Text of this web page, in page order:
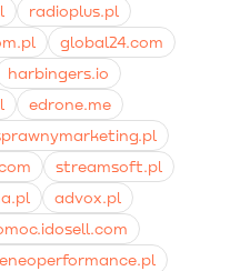
radioplus.pl
global24.com
harbingers.io
edrone.me
streamsoft.pl
advox.pl